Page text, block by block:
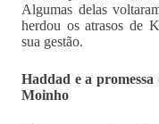
Algumas delas
herdou os atrasos de
sua gestão.
Haddad e a
Moinho